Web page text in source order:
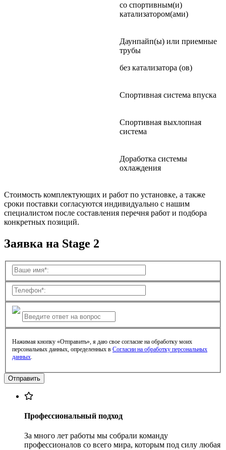
со спортивным(и)
катализатором(ами)
Даунпайп(ы) или приемные
трубы
без катализатора (ов)
Спортивная система впуска
Спортивная выхлопная
система
Доработка системы
охлаждения
Стоимость комплектующих и работ по установке, а также
сроки поставки согласуются индивидуально с нашим
специалистом после составления перечня работ и подбора
конкретных позиций.
Заявка на Stage 2
Нажимая кнопку «Отправить», я даю свое согласие на обработку моих
персональных данных, определенных в Согласии на обработку персональных
данных
Профессиональный подход
За много лет работы мы собрали команду
профессионалов со всего мира, которым под силу любая